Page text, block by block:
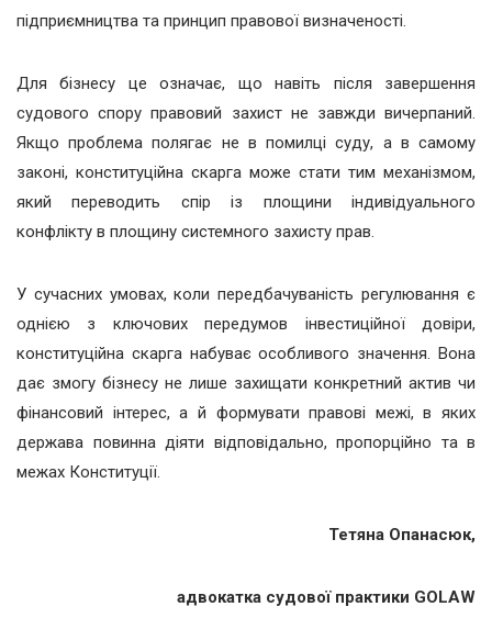
підприємництва та принцип правової визначеності.
Для бізнесу це означає, що навіть після завершення
судового спору правовий захист не завжди вичерпаний.
Якщо проблема полягає не в помилці суду, а в самому
законі, конституційна скарга може стати тим механізмом,
який переводить спір із площини індивідуального
конфлікту в площину системного захисту прав.
У сучасних умовах, коли передбачуваність регулювання є
однією з ключових передумов інвестиційної довіри,
конституційна скарга набуває особливого значення. Вона
дає змогу бізнесу не лише захищати конкретний актив чи
фінансовий інтерес, а й формувати правові межі, в яких
держава повинна діяти відповідально, пропорційно та в
межах Конституції.
Тетяна Опанасюк,
адвокатка судової практики GOLAW